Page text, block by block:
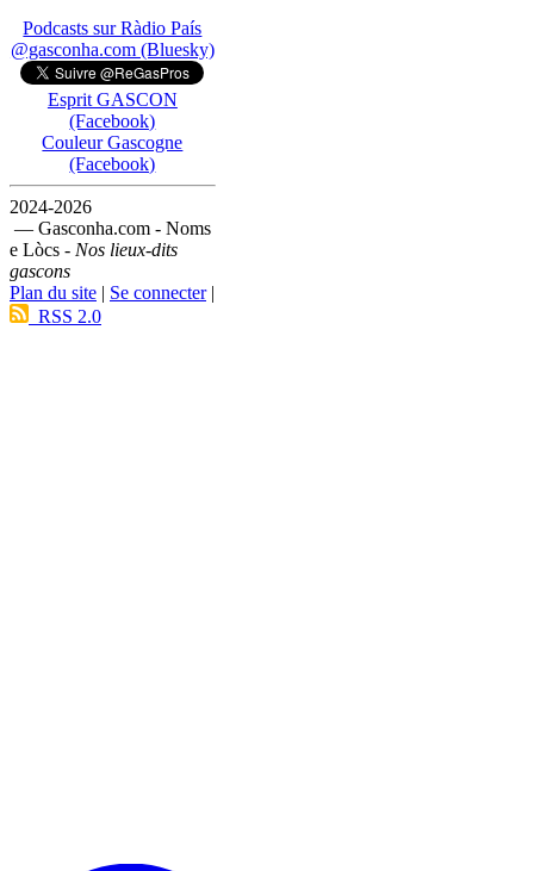
Podcasts sur Ràdio País
@gasconha.com (Bluesky)
Esprit GASCON
(Facebook)
Couleur Gascogne
(Facebook)
2024-2026
— Gasconha.com - Noms
e Lòcs - Nos lieux-dits
gascons
Plan du site | Se connecter|
RSS 2.0